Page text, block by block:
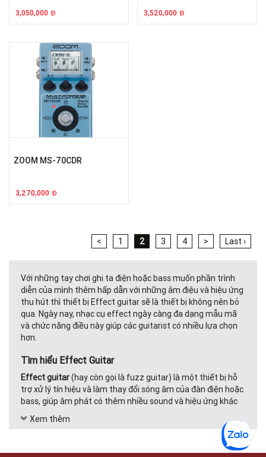
3,050,000 Đ 3,520,000 Đ
ZOOM MS-70CDR
3,270,000 Đ
< 1 2 3 4 > Last ›
Với những tay chơi ghi ta điện hoặc bass muốn phần trình
diễn của mình thêm hấp dẫn với những âm điệu và hiệu ứng
thu hút thì thiết bị Effect guitar sẽ là thiết bị không nên bỏ
qua. Ngày nay, nhạc cụ effect ngày càng đa dạng mẫu mã
và chức năng điều này giúp các guitarist có nhiều lựa chọn
hơn.
Tìm hiểu Effect Guitar
Effect guitar(hay còn gọi là fuzz guitar) là một thiết bị hỗ
trợ xử lý tín hiệu và làm thay đổi sóng âm của đàn điện hoặc
bass, giúp âm phát có thêm nhiều sound và hiệu ứng khác
nhau.
Các loại hiệu ứng phổ biến khi sử dụng Effect guitar bao
gồm: Distortion/overdrive thường được sử dụng với ghi ta
Xem thêm